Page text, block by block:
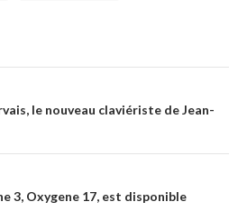
le nouveau claviériste de Jean-
3, Oxygene 17, est disponible